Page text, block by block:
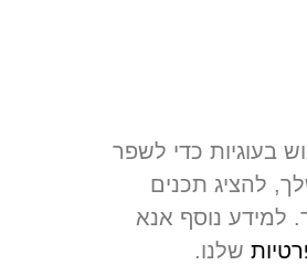
כדי לשפר
להציג תכנים
נוסף אנא
שלנו.